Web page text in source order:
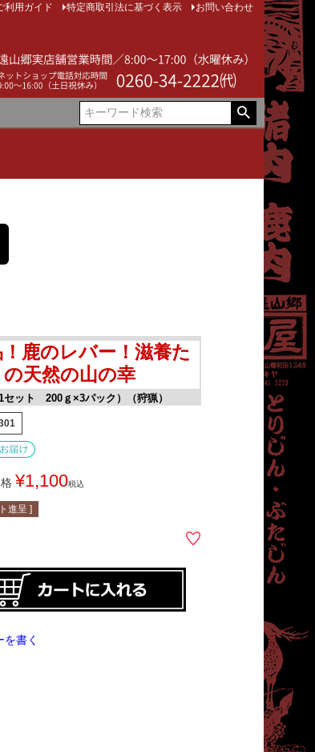
利用ガイド 特定商取引法に基づく表示 お問い合わせ
鹿のレバー！滋養た
天然の山の幸
セット 200ｇ×3パック）（狩猟）
¥1,100税込
進呈 ]
を書く